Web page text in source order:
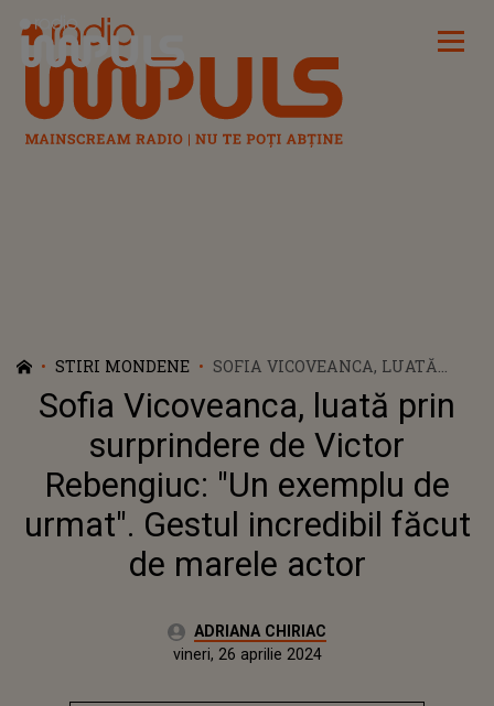
Radio Impuls
STIRI MONDENE
SOFIA VICOVEANCA, LUATĂ
PRIN SURPRINDERE DE VICTOR
REBENGIUC: "UN EXEMPLU DE
URMAT". GESTUL INCREDIBIL
FĂCUT DE MARELE ACTOR
Sofia Vicoveanca, luată prin
surprindere de Victor
Rebengiuc: "Un exemplu de
urmat". Gestul incredibil făcut
de marele actor
Autor:ADRIANA CHIRIAC
Actualizat:
vineri, 26 aprilie 2024